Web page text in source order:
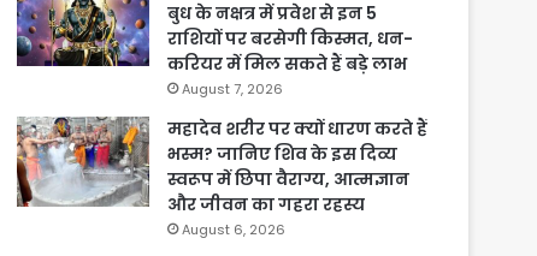
बुध के नक्षत्र में प्रवेश से इन 5
राशियों पर बरसेगी किस्मत, धन-
करियर में मिल सकते हैं बड़े लाभ
August 7, 2026
महादेव शरीर पर क्यों धारण करते हैं
भस्म? जानिए शिव के इस दिव्य
स्वरूप में छिपा वैराग्य, आत्मज्ञान
और जीवन का गहरा रहस्य
August 6, 2026